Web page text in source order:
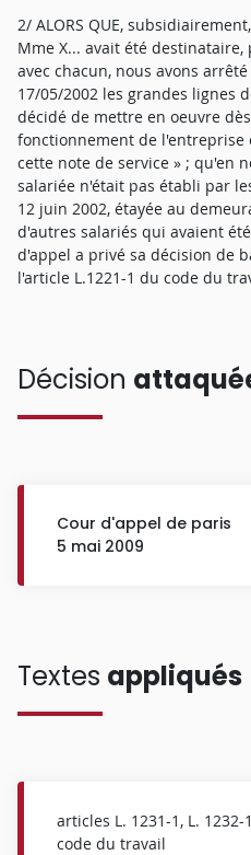
2/ ALORS QUE,
Mme X... avait été
avec chacun, nous avons
17/05/2002 les grandes lignes
décidé de mettre en oeuvre
fonctionnement de l'entreprise
cette note de service » ; qu'en
salariée n'était pas établi par
12 juin 2002, étayée au
d'autres salariés qui avaient
d'appel a privé sa décision de
l'article L.1221-1 du code du
Décision
Cour d'appel de paris
5 mai 2009
Textes appliqués
articles L. 1231-1, L.
code du travail